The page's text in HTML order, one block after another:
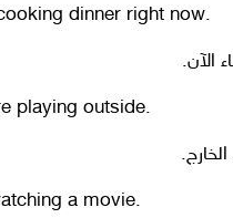
dinner right now.
الآن.
playing outside.
a movie.